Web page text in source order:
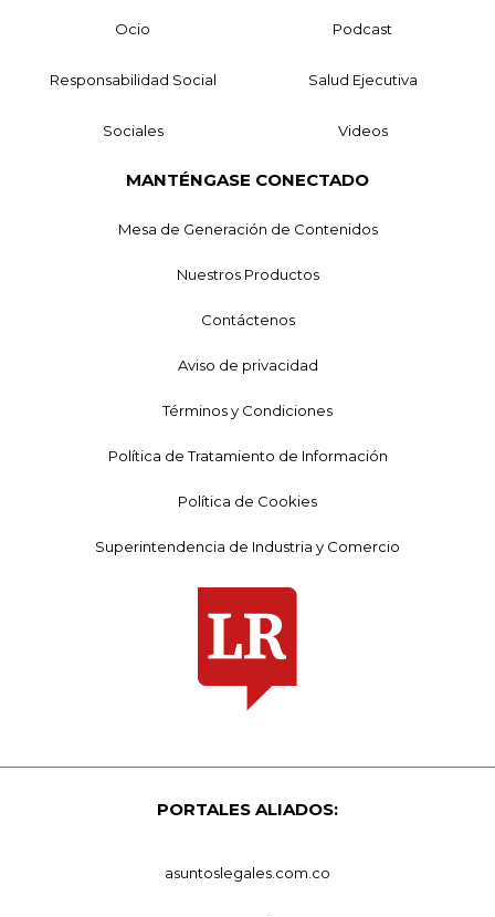
Ocio Podcast
Responsabilidad Social Salud Ejecutiva
Sociales Videos
MANTÉNGASE CONECTADO
Mesa de Generación de Contenidos
Nuestros Productos
Contáctenos
Aviso de privacidad
Términos y Condiciones
Política de Tratamiento de Información
Política de Cookies
Superintendencia de Industria y Comercio
PORTALES ALIADOS:
asuntoslegales.com.co